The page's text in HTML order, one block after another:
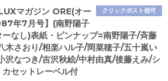
クリックポスト他可
マガジン ORE(オー
年7月号】(南野陽子
ーなし)表紙・ピンナップ=南野陽子/斉藤
木さおり/相楽ハル子/岡菜穂子/五十嵐い
沢なつき/吉沢秋絵/中村由真/後藤えみ/シ
カセットレーベル付